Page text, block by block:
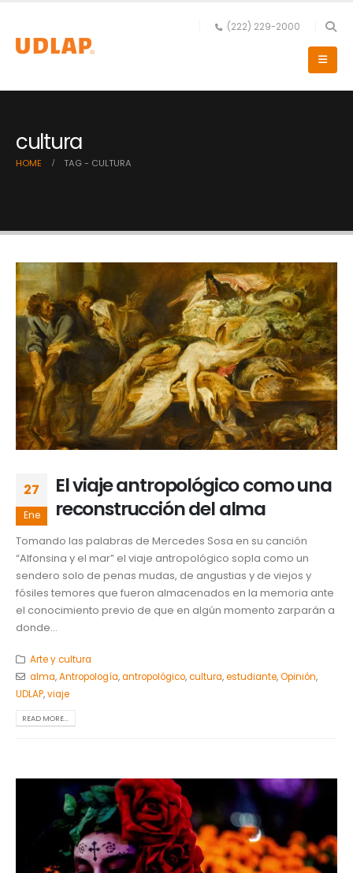
(222) 229-2000
cultura
HOME TAG - CULTURA
27
Ene
El viaje antropológico como una
reconstrucción del alma
Tomando las palabras de Mercedes Sosa en su canción
“Alfonsina y el mar” el viaje antropológico sopla como un
sendero solo de penas mudas, de angustias y de viejos y
fósiles temores que fueron almacenados en la memoria ante
el conocimiento previo de que en algún momento zarparán a
donde...
Arte y cultura
alma,Antropología,antropológico,cultura,estudiante,Opinión,
UDLAP,viaje
READ MORE...